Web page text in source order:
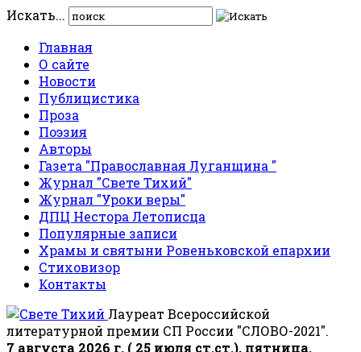
Искать...
Главная
О сайте
Новости
Публицистика
Проза
Поэзия
Авторы
Газета "Православная Луганщина "
Журнал "Свете Тихий"
Журнал "Уроки веры"
ДПЦ Нестора Летописца
Популярные записи
Храмы и святыни Ровеньковской епархии
Стиховизор
Контакты
Лауреат Всероссийской
литературной премии СП России "СЛОВО-2021".
7 августа 2026 г. ( 25 июля ст.ст.), пятница.